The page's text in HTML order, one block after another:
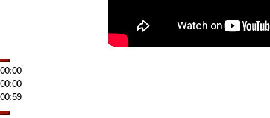
00:00
00:00
00:59